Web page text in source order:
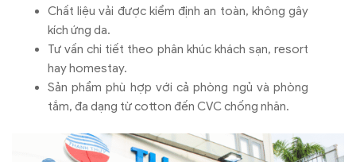
Chất liệu vải được kiểm định an toàn, không gây
kích ứng da.
Tư vấn chi tiết theo phân khúc khách sạn, resort
hay homestay.
Sản phẩm phù hợp với cả phòng ngủ và phòng
tắm, đa dạng từ cotton đến CVC chống nhăn.